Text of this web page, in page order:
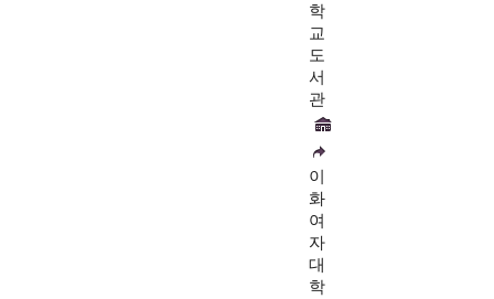
학
교
도
서
관
이
화
여
자
대
학